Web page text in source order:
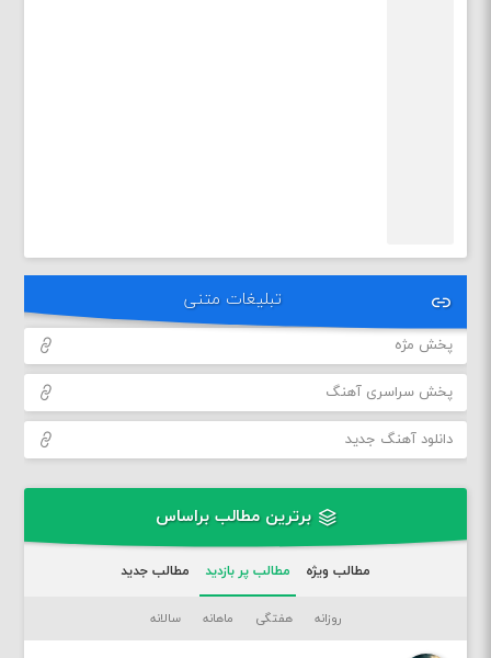
تبلیغات متنی
پخش مژه
پخش سراسری آهنگ
دانلود آهنگ جدید
برترین مطالب براساس
مطالب ویژه مطالب پر بازدید مطالب جدید
روزانه هفتگی ماهانه سالانه